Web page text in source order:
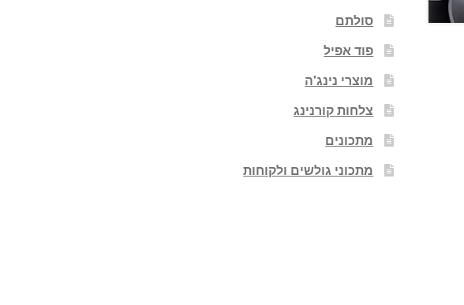
סולתם
פוד אפיל
מוצרי נינג'ה
צלחות קורנינג
מתכונים
מתכוני גולשים ולקוחות